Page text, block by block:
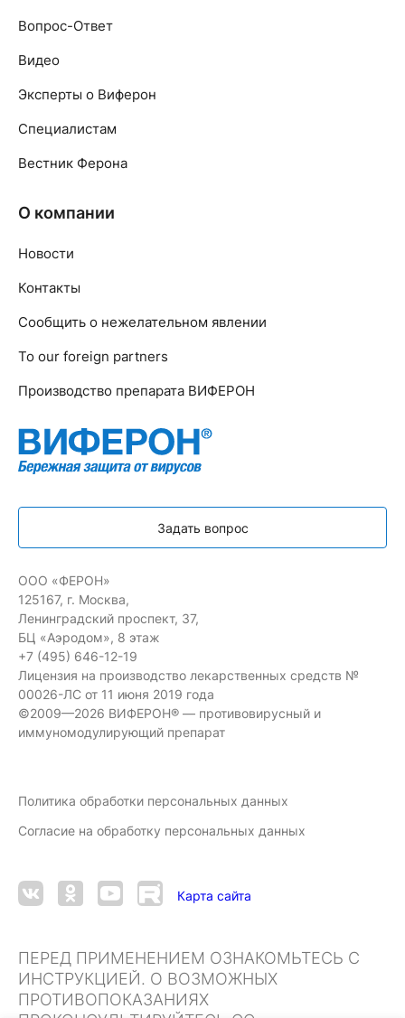
Вопрос-Ответ
Видео
Эксперты о Виферон
Специалистам
Вестник Ферона
О компании
Новости
Контакты
Сообщить о нежелательном явлении
To our foreign partners
Производство препарата ВИФЕРОН
Задать вопрос
ООО «ФЕРОН»
125167, г. Москва,
Ленинградский проспект, 37,
БЦ «Аэродом», 8 этаж
+7 (495) 646-12-19
Лицензия на производство лекарственных средств №
00026-ЛС от 11 июня 2019 года
©2009—2026 ВИФЕРОН® — противовирусный и
иммуномодулирующий препарат
Политика обработки персональных данных
Согласие на обработку персональных данных
Карта сайта
ПЕРЕД ПРИМЕНЕНИЕМ ОЗНАКОМЬТЕСЬ С
ИНСТРУКЦИЕЙ. О ВОЗМОЖНЫХ
ПРОТИВОПОКАЗАНИЯХ